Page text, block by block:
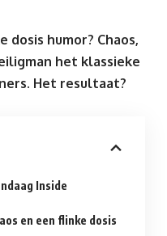
humor? Chaos,
het klassieke
Het resultaat?
Inside
en een flinke dosis